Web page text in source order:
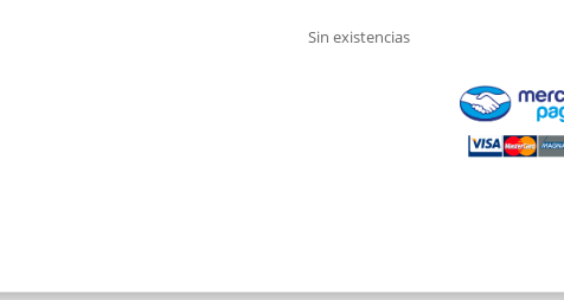
Sin existencias